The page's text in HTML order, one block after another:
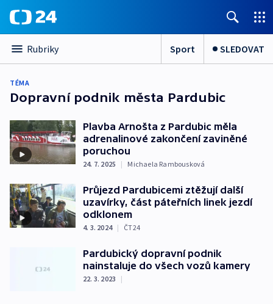
Rubriky Sport SLEDOVAT
TÉMA
Dopravní podnik města Pardubic
Plavba Arnošta z Pardubic měla
adrenalinové zakončení zaviněné
poruchou
24. 7. 2025 | Michaela Rambousková
Průjezd Pardubicemi ztěžují další
uzavírky, část páteřních linek jezdí
odklonem
4. 3. 2024 | ČT24
Pardubický dopravní podnik
nainstaluje do všech vozů kamery
22. 3. 2023 |